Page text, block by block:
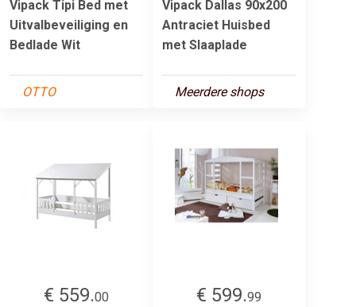
Vipack Tipi Bed met
Uitvalbeveiliging en
Bedlade Wit
OTTO
Vipack Dallas 90x200
Antraciet Huisbed
met Slaaplade
Meerdere shops
€ 559.00
€ 599.99